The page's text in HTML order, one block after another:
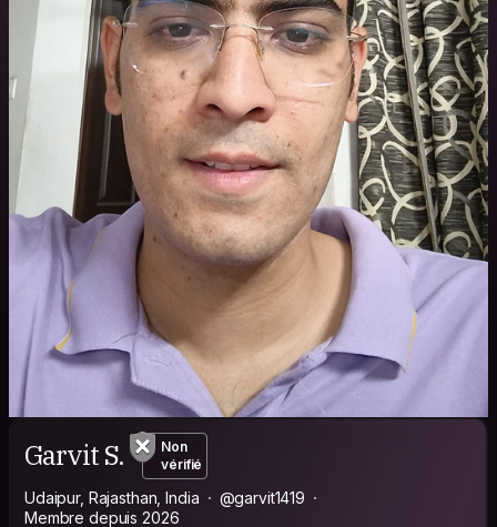
Garvit S.
Non
vérifié
Udaipur, Rajasthan, India
@garvit1419
Membre depuis 2026